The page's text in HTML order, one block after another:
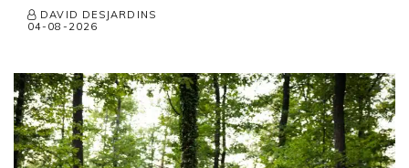
DAVID DESJARDINS
04-08-2026